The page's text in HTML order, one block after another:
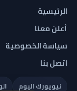
الرئيسية
أعلن معنا
سياسة الخصوصية
اتصل بنا
نيويورك اليوم